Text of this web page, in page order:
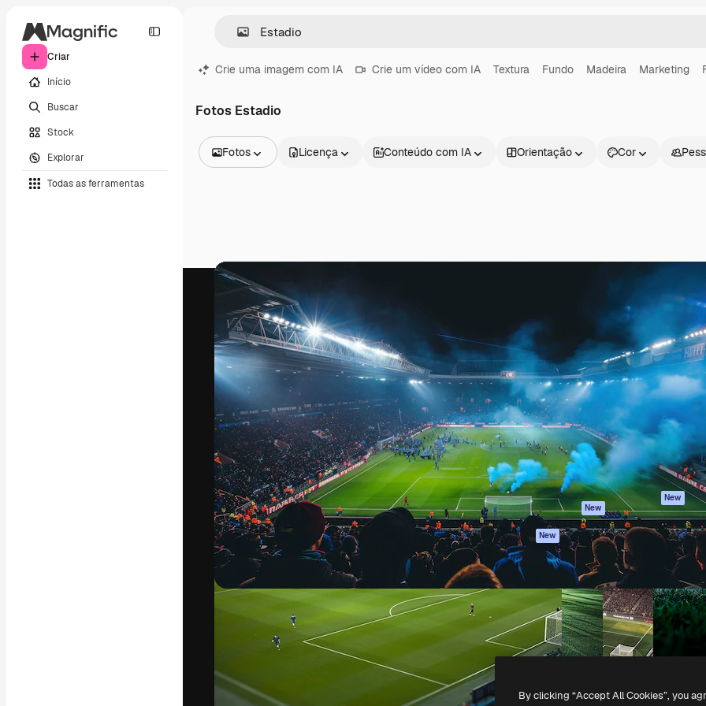
Criar
Início
Buscar
Stock
Explorar
Todas as ferramentas
Crie uma imagem com IA Crie um vídeo com IA Textura Fundo Madeira Marketing
Fotos Estadio
Fotos
Vídeos
Clipes de vídeo
Animações
Modelos de vídeos
Ícones
Modelos 3D
Fontes
Licença Conteúdo com IA Orientação Cor
A plataforma criativa para você direcionar
seu melhor trabalho. Mais de 1 milhão de
assinantes entre criativos, empresas,
agências e estúdios.
Português
Produtos
Spaces
Assistente de IA
Gerador de
imagens
Gerador de vídeos
Texto para voz
Conteúdo de stock
MCP para
Claude/ChatGPT
New
Agentes New
API
App móvel
Todas as
ferramentas
Começar
Academy
Documentação
Atendimento
Termos e
condições
Política de
privacidade
Originais
New
Política de
Central de
confiabilidade
Afiliados
Empresas
Copyright © 2010-2026 Freepik Company S.L.U. Todos os direitos reservados.
By clicking “Accept All Cookies”, you